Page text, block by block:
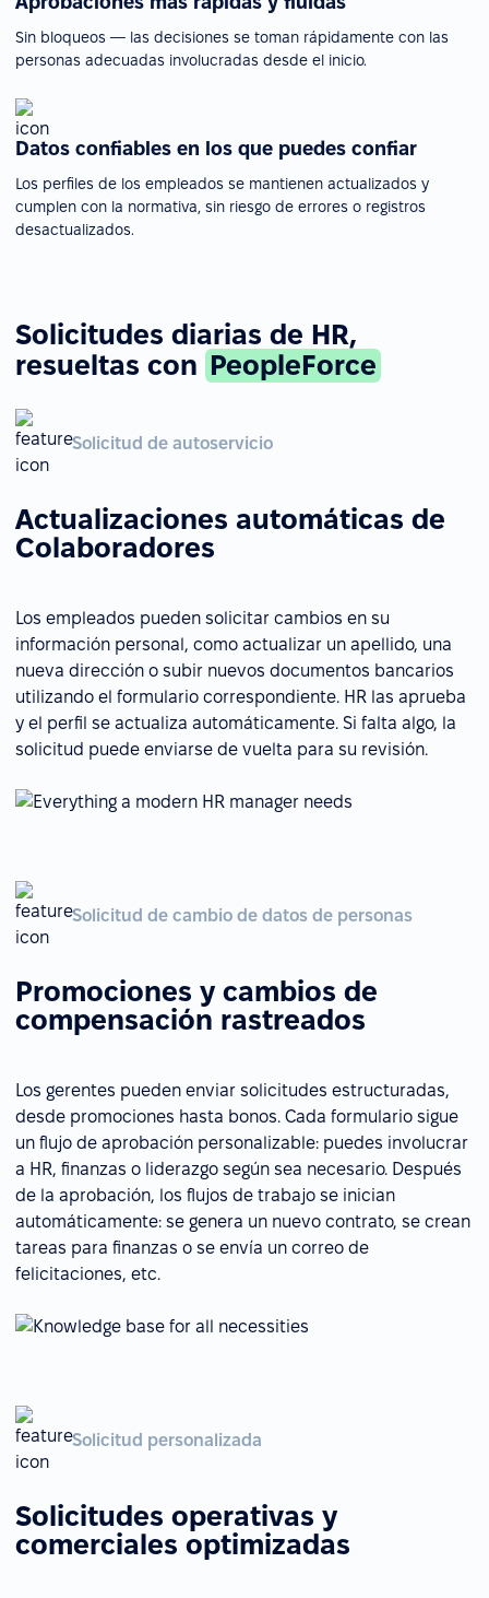
Sin bloqueos — las decisiones se toman rápidamente con las
personas adecuadas involucradas desde el inicio.
Datos confiables en los que puedes confiar
Los perfiles de los empleados se mantienen actualizados y
cumplen con la normativa, sin riesgo de errores o registros
desactualizados.
Solicitudes diarias de HR,
resueltas con PeopleForce
Solicitud de autoservicio
Actualizaciones automáticas de
Colaboradores
Los empleados pueden solicitar cambios en su
información personal, como actualizar un apellido, una
nueva dirección o subir nuevos documentos bancarios
utilizando el formulario correspondiente. HR las aprueba
y el perfil se actualiza automáticamente. Si falta algo, la
solicitud puede enviarse de vuelta para su revisión.
Solicitud de cambio de datos de personas
Promociones y cambios de
compensación rastreados
Los gerentes pueden enviar solicitudes estructuradas,
desde promociones hasta bonos. Cada formulario sigue
un flujo de aprobación personalizable: puedes involucrar
a HR, finanzas o liderazgo según sea necesario. Después
de la aprobación, los flujos de trabajo se inician
automáticamente: se genera un nuevo contrato, se crean
tareas para finanzas o se envía un correo de
felicitaciones, etc.
Solicitud personalizada
Solicitudes operativas y
comerciales optimizadas